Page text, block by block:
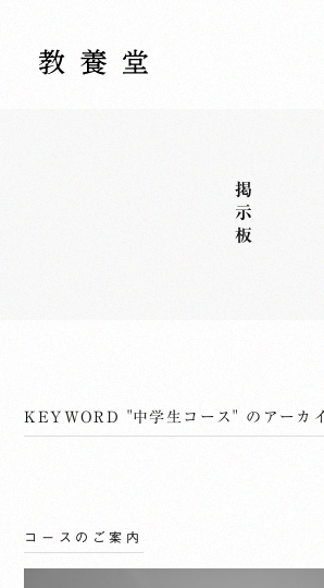
掲示板
KEYWORD "中学生コース" のアーカ
コースのご案内